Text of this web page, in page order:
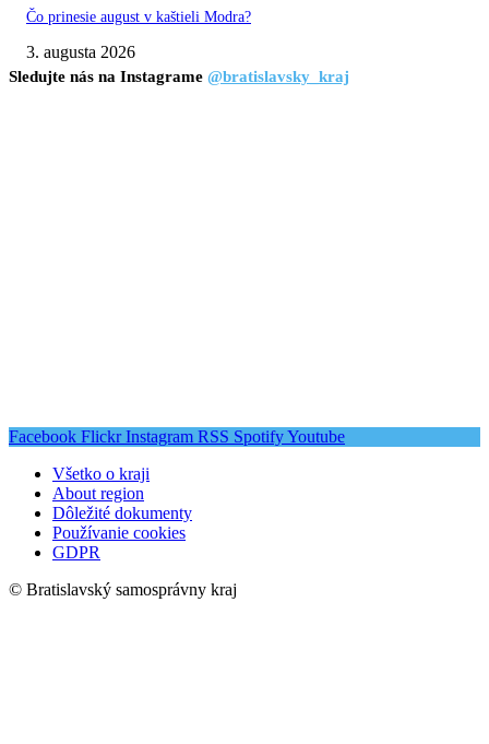
Čo prinesie august v kaštieli Modra?
3. augusta 2026
Sledujte nás na Instagrame @bratislavsky_kraj
Facebook Flickr Instagram RSS SpotifyYoutube
Všetko o kraji
About region
Dôležité dokumenty
Používanie cookies
GDPR
© Bratislavský samosprávny kraj